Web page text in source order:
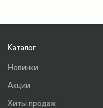
0,2 м. 3 коробки - 2
Каталог
Новинки
Акции
Хиты продаж